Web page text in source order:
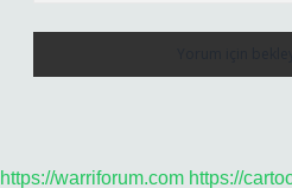
https://warriforum.com https://